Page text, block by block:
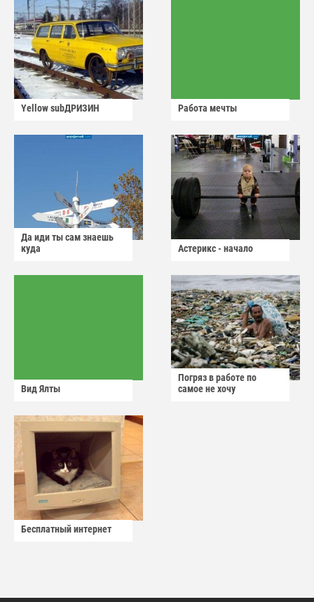
Yellow subДРИЗИН Работа мечты
Да иди ты сам знаешь
куда
Астерикс - начало
Вид Ялты
Погряз в работе по
самое не хочу
Бесплатный интернет